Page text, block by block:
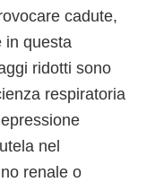
cadute,
in questa
ridotti sono
respiratoria
nel
renale o